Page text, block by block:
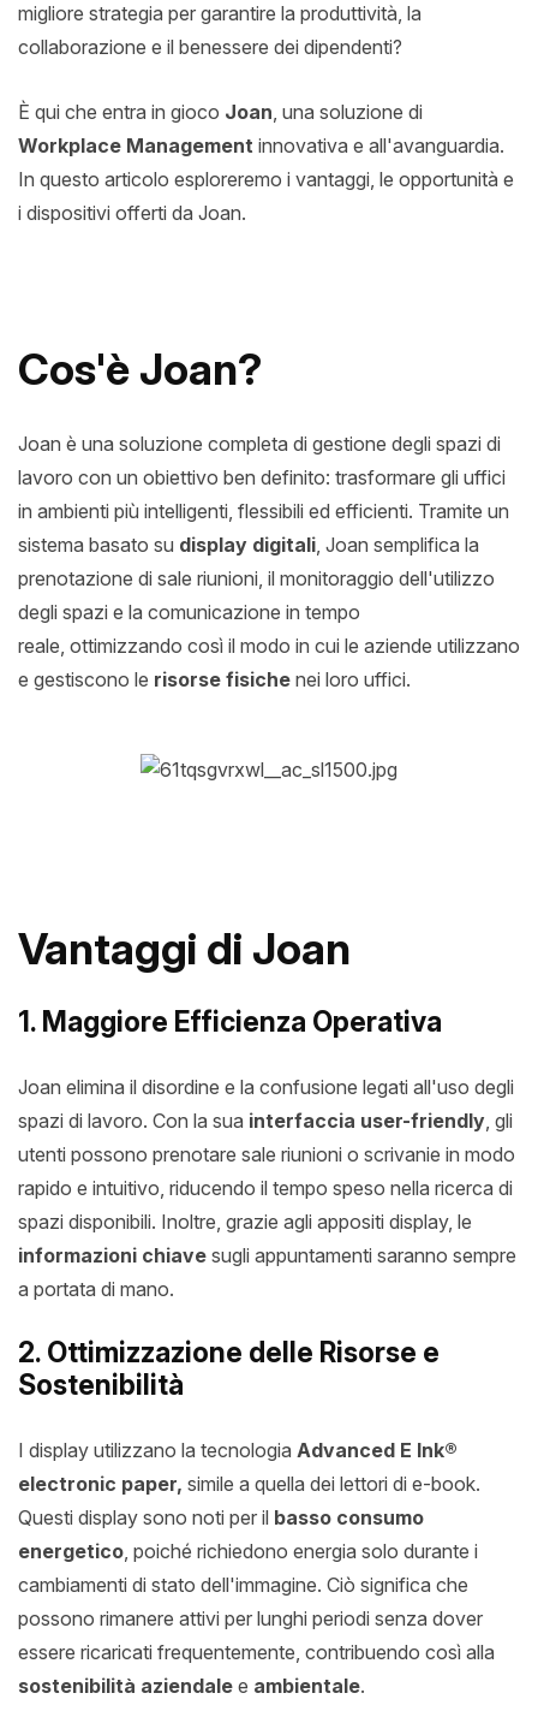
migliore strategia per garantire la produttività, la
collaborazione e il benessere dei dipendenti?
È qui che entra in gioco Joan, una soluzione di
Workplace Management innovativa e all'avanguardia.
In questo articolo esploreremo i vantaggi, le opportunità e
i dispositivi offerti da Joan.
Cos'è Joan?
Joan è una soluzione completa di gestione degli spazi di
lavoro con un obiettivo ben definito: trasformare gli uffici
in ambienti più intelligenti, flessibili ed efficienti. Tramite un
sistema basato su display digitali, Joan semplifica la
prenotazione di sale riunioni, il monitoraggio dell'utilizzo
degli spazi e la comunicazione in tempo
reale, ottimizzando così il modo in cui le aziende utilizzano
e gestiscono le risorse fisiche nei loro uffici.
Vantaggi di Joan
1. Maggiore Efficienza Operativa
Joan elimina il disordine e la confusione legati all'uso degli
spazi di lavoro. Con la sua interfaccia user-friendly , gli
utenti possono prenotare sale riunioni o scrivanie in modo
rapido e intuitivo, riducendo il tempo speso nella ricerca di
spazi disponibili. Inoltre, grazie agli appositi display, le
informazioni chiave sugli appuntamenti saranno sempre
a portata di mano.
2. Ottimizzazione delle Risorse e
Sostenibilità
I display utilizzano la tecnologia Advanced E Ink®
electronic paper, simile a quella dei lettori di e-book.
Questi display sono noti per il basso consumo
energetico , poiché richiedono energia solo durante i
cambiamenti di stato dell'immagine. Ciò significa che
possono rimanere attivi per lunghi periodi senza dover
essere ricaricati frequentemente, contribuendo così alla
sostenibilità aziendale e ambientale.